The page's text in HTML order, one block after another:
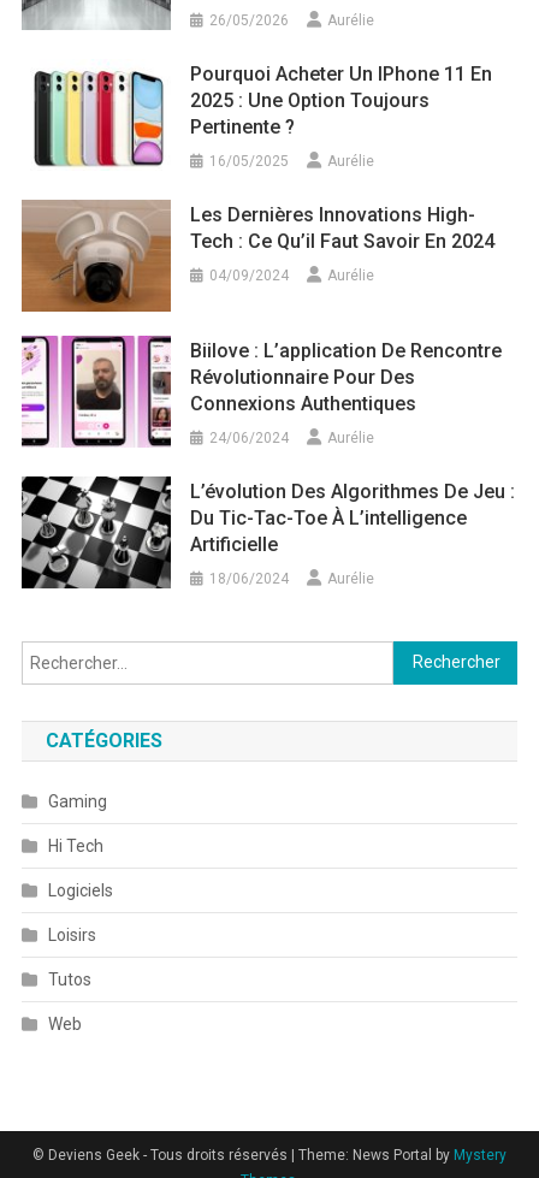
26/05/2026 Aurélie
Pourquoi Acheter Un IPhone 11 En
2025 : Une Option Toujours
Pertinente ?
16/05/2025 Aurélie
Les Dernières Innovations High-
Tech : Ce Qu’il Faut Savoir En 2024
04/09/2024 Aurélie
Biilove : L’application De Rencontre
Révolutionnaire Pour Des
Connexions Authentiques
24/06/2024 Aurélie
L’évolution Des Algorithmes De Jeu :
Du Tic-Tac-Toe À L’intelligence
Artificielle
18/06/2024 Aurélie
Rechercher :
CATÉGORIES
Gaming
Hi Tech
Logiciels
Loisirs
Tutos
Web
© Deviens Geek - Tous droits réservés | Theme: News Portal by Mystery